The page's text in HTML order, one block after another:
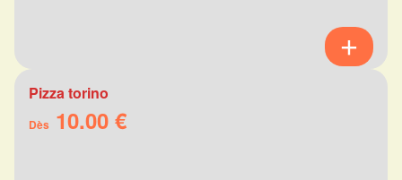
Pizza torino
Dès 10.00 €